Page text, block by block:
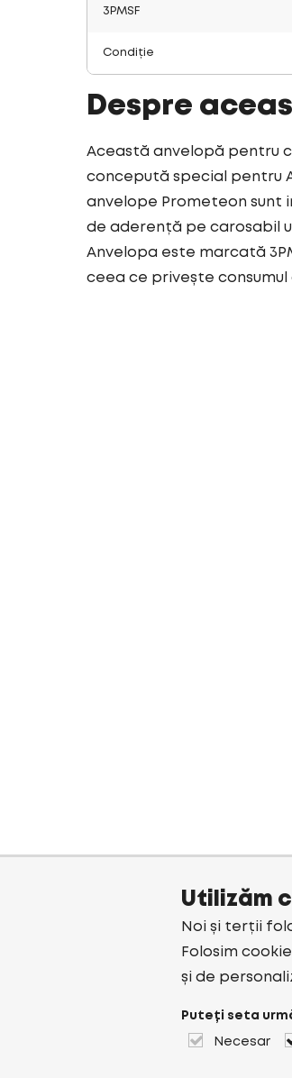
3PMSF
Condiție
Despre
Această anvelopă pentru
concepută special pentru
anvelope Prometeon sunt
de aderență pe carosabil
Anvelopa este marcată
ceea ce privește
Utilizăm
Noi și terții
Folosim
și de
Puteți seta
Necesar